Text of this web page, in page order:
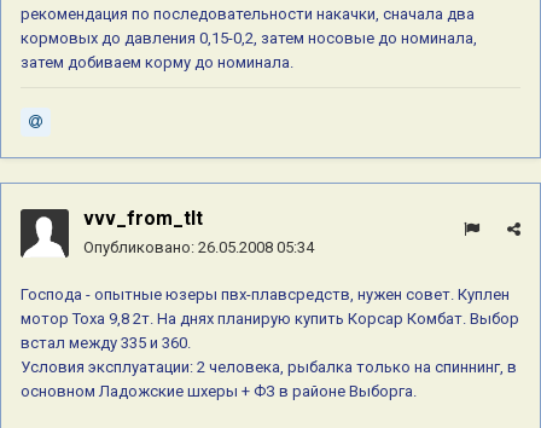
рекомендация по последовательности накачки, сначала два
кормовых до давления 0,15-0,2, затем носовые до номинала,
затем добиваем корму до номинала.
vvv_from_tlt
Опубликовано: 26.05.2008 05:34
Господа - опытные юзеры пвх-плавсредств, нужен совет. Куплен
мотор Тоха 9,8 2т. На днях планирую купить Корсар Комбат. Выбор
встал между 335 и 360.
Условия эксплуатации: 2 человека, рыбалка только на спиннинг, в
основном Ладожские шхеры + ФЗ в районе Выборга.